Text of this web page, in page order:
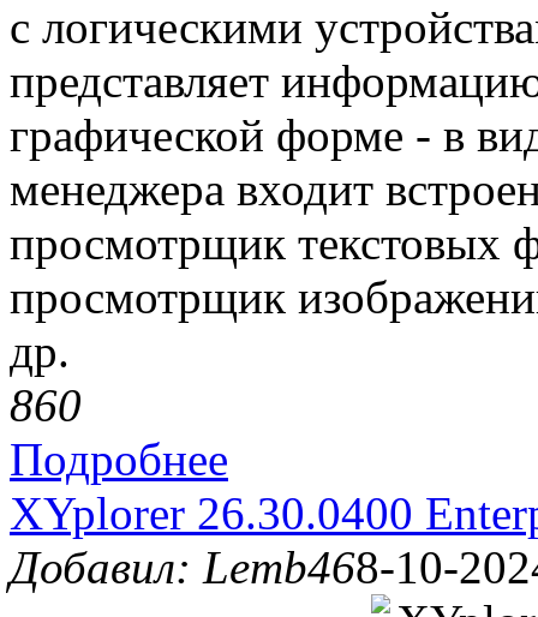
с логическими
представляет
графической форме - в
менеджера входит
просмотрщик текстовых
просмотрщик
др.
860
Подробнее
XYplorer 26.30.0400
Добавил: Lemb468-10-